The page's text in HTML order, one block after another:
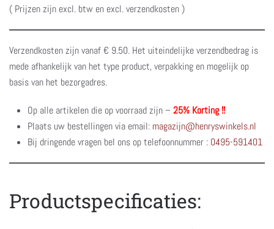
( Prijzen zijn excl. btw en excl. verzendkosten )
Verzendkosten zijn vanaf € 9.50. Het uiteindelijke verzendbedrag is
mede afhankelijk van het type product, verpakking en mogelijk op
basis van het bezorgadres.
Op alle artikelen die op voorraad zijn – 25% Korting !!
Plaats uw bestellingen via email: magazijn@henryswinkels.nl
Bij dringende vragen bel ons op telefoonnummer : 0495-591401
Productspecificaties: